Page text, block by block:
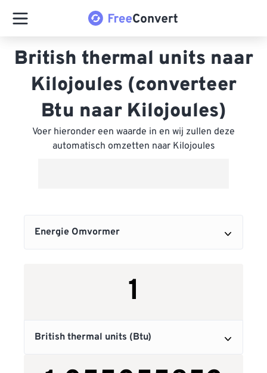
British thermal units naar
Kilojoules (converteer
Btu naar Kilojoules)
Voer hieronder een waarde in en wij zullen deze
automatisch omzetten naar Kilojoules